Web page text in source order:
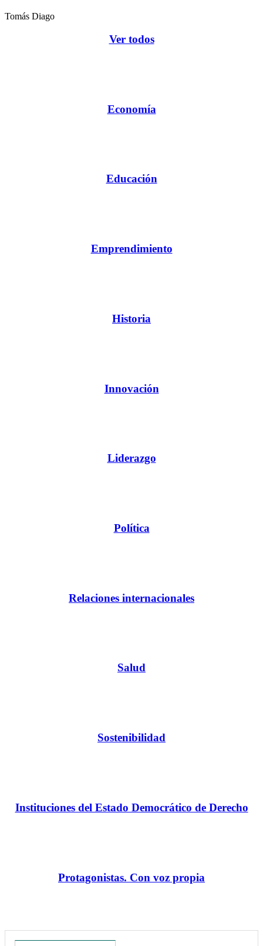
Tomás Diago
Ver todos
Economía
Educación
Emprendimiento
Historia
Innovación
Liderazgo
Política
Relaciones internacionales
Salud
Sostenibilidad
Instituciones del Estado Democrático de Derecho
Protagonistas. Con voz propia